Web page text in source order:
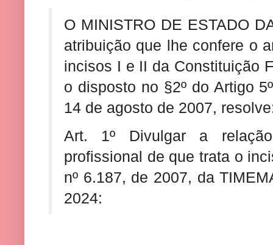
O MINISTRO DE ESTADO
atribuição que lhe confere o
incisos I e II da Constituição
o disposto no §2º do Artigo
14 de agosto de 2007,
Art. 1º Divulgar a
profissional de que trata o
nº 6.187, de 2007, da
2024: